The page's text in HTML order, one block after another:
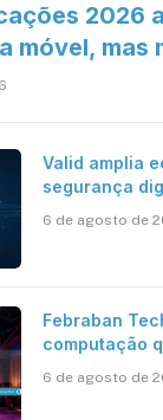
2026
móvel, mas
Valid amplia
segurança
da HST e
6 de agosto de
Febraban
computação
6 de agosto de